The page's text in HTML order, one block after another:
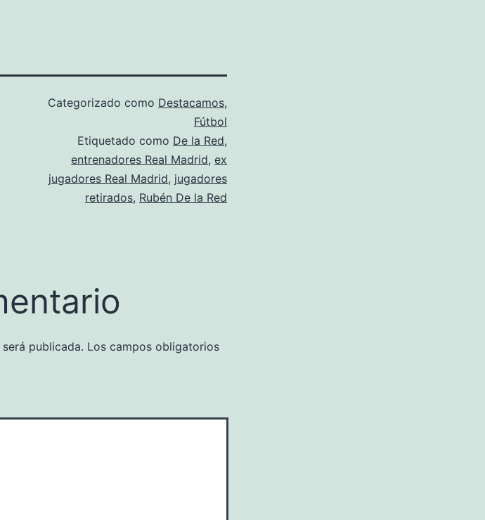
Categorizado como Destacamos,
Fútbol
Etiquetado como De la Red,
entrenadores Real Madrid, ex
jugadores Real Madrid, jugadores
retirados, Rubén De la Red
publicada. Los campos obligatorios